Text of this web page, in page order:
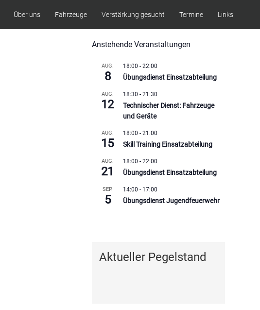
Über uns Fahrzeuge Verstärkung gesucht Termine Links
Anstehende Veranstaltungen
AUG.
8
18:00 -22:00
Übungsdienst Einsatzabteilung
AUG.
12
18:30 -21:30
Technischer Dienst: Fahrzeuge
und Geräte
AUG.
15
18:00 -21:00
Skill Training Einsatzabteilung
AUG.
21
18:00 -22:00
Übungsdienst Einsatzabteilung
SEP.
5
14:00 - 17:00
Übungsdienst Jugendfeuerwehr
Aktueller Pegelstand